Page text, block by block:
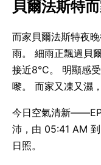
貝爾法斯特
而家貝爾法斯特夜
雨。 細雨正飄過貝
接近8°C。 明顯感
嚟。 而家又凍又濕
今日空氣清新
沛，由 05:41 AM
日照。